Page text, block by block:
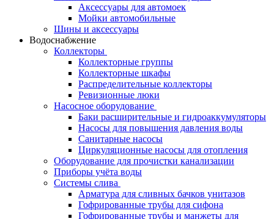
Аксессуары для автомоек
Мойки автомобильные
Шины и аксессуары
Водоснабжение
Коллекторы
Коллекторные группы
Коллекторные шкафы
Распределительные коллекторы
Ревизионные люки
Насосное оборудование
Баки расширительные и гидроаккумуляторы
Насосы для повышения давления воды
Санитарные насосы
Циркуляционные насосы для отопления
Оборудование для прочистки канализации
Приборы учёта воды
Системы слива
Арматура для сливных бачков унитазов
Гофрированные трубы для сифона
Гофрированные трубы и манжеты для